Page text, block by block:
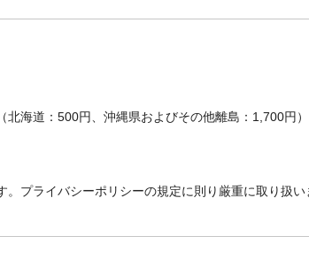
海道：500円、沖縄県およびその他離島：1,700円
プライバシーポリシーの規定に則り厳重に取り扱い